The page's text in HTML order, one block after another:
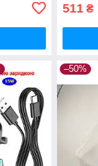
511 ₴
–50%